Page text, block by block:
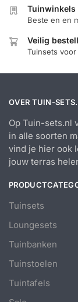
Tuinwinkels
Beste en en
Veilig
Tuinsets
OVER TUIN-
Op Tuin-sets.nl
in alle soorten
vind je hier ook
jouw terras
Tuinsets
Loungesets
Tuinbanken
Tuinstoelen
Tuintafels